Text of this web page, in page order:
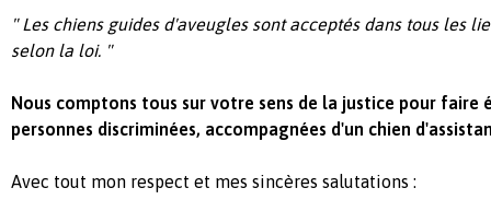
" Les chiens guides d'aveugles sont acceptés dans tous les
selon la loi. "
Nous comptons tous sur votre sens de la justice pour faire
personnes discriminées, accompagnées d'un chien
Avec tout mon respect et mes sincères salutations :